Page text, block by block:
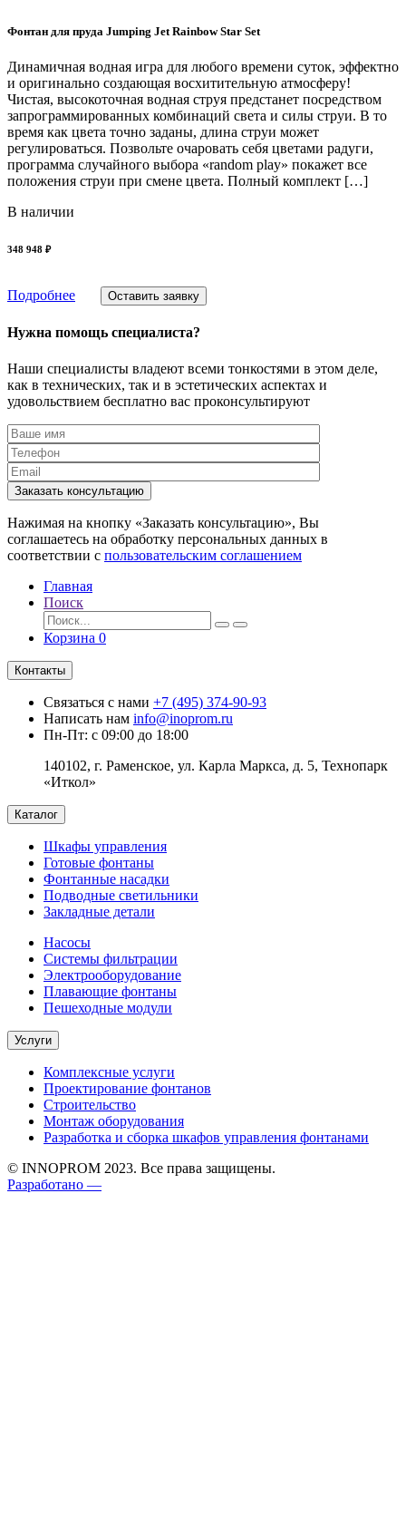
Фонтан для пруда Jumping Jet Rainbow Star Set
Динамичная водная игра для любого времени суток, эффектно
и оригинально создающая восхитительную атмосферу!
Чистая, высокоточная водная струя предстанет посредством
запрограммированных комбинаций света и силы струи. В то
время как цвета точно заданы, длина струи может
регулироваться. Позвольте очаровать себя цветами радуги,
программа случайного выбора «random play» покажет все
положения струи при смене цвета. Полный комплект […]
В наличии
348 948 ₽
Подробнее Оставить заявку
Нужна помощь специалиста?
Наши специалисты владеют всеми тонкостями в этом деле,
как в технических, так и в эстетических аспектах и
удовольствием бесплатно вас проконсультируют
Заказать консультацию
Нажимая на кнопку «Заказать консультацию», Вы
соглашаетесь на обработку персональных данных в
соответствии с пользовательским соглашением
Главная
Поиск
Корзина 0
Контакты
Связаться с нами +7 (495) 374-90-93
Написать нам info@inoprom.ru
Пн-Пт: с 09:00 до 18:00
140102, г. Раменское, ул. Карла Маркса, д. 5, Технопарк
«Иткол»
Каталог
Шкафы управления
Готовые фонтаны
Фонтанные насадки
Подводные светильники
Закладные детали
Насосы
Системы фильтрации
Электрооборудование
Плавающие фонтаны
Пешеходные модули
Услуги
Комплексные услуги
Проектирование фонтанов
Строительство
Монтаж оборудования
Разработка и сборка шкафов управления фонтанами
© INNOPROM 2023. Все права защищены.
Разработано —